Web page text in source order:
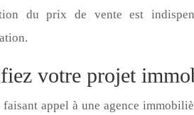
du prix de vente est
votre projet
faisant appel à une agence